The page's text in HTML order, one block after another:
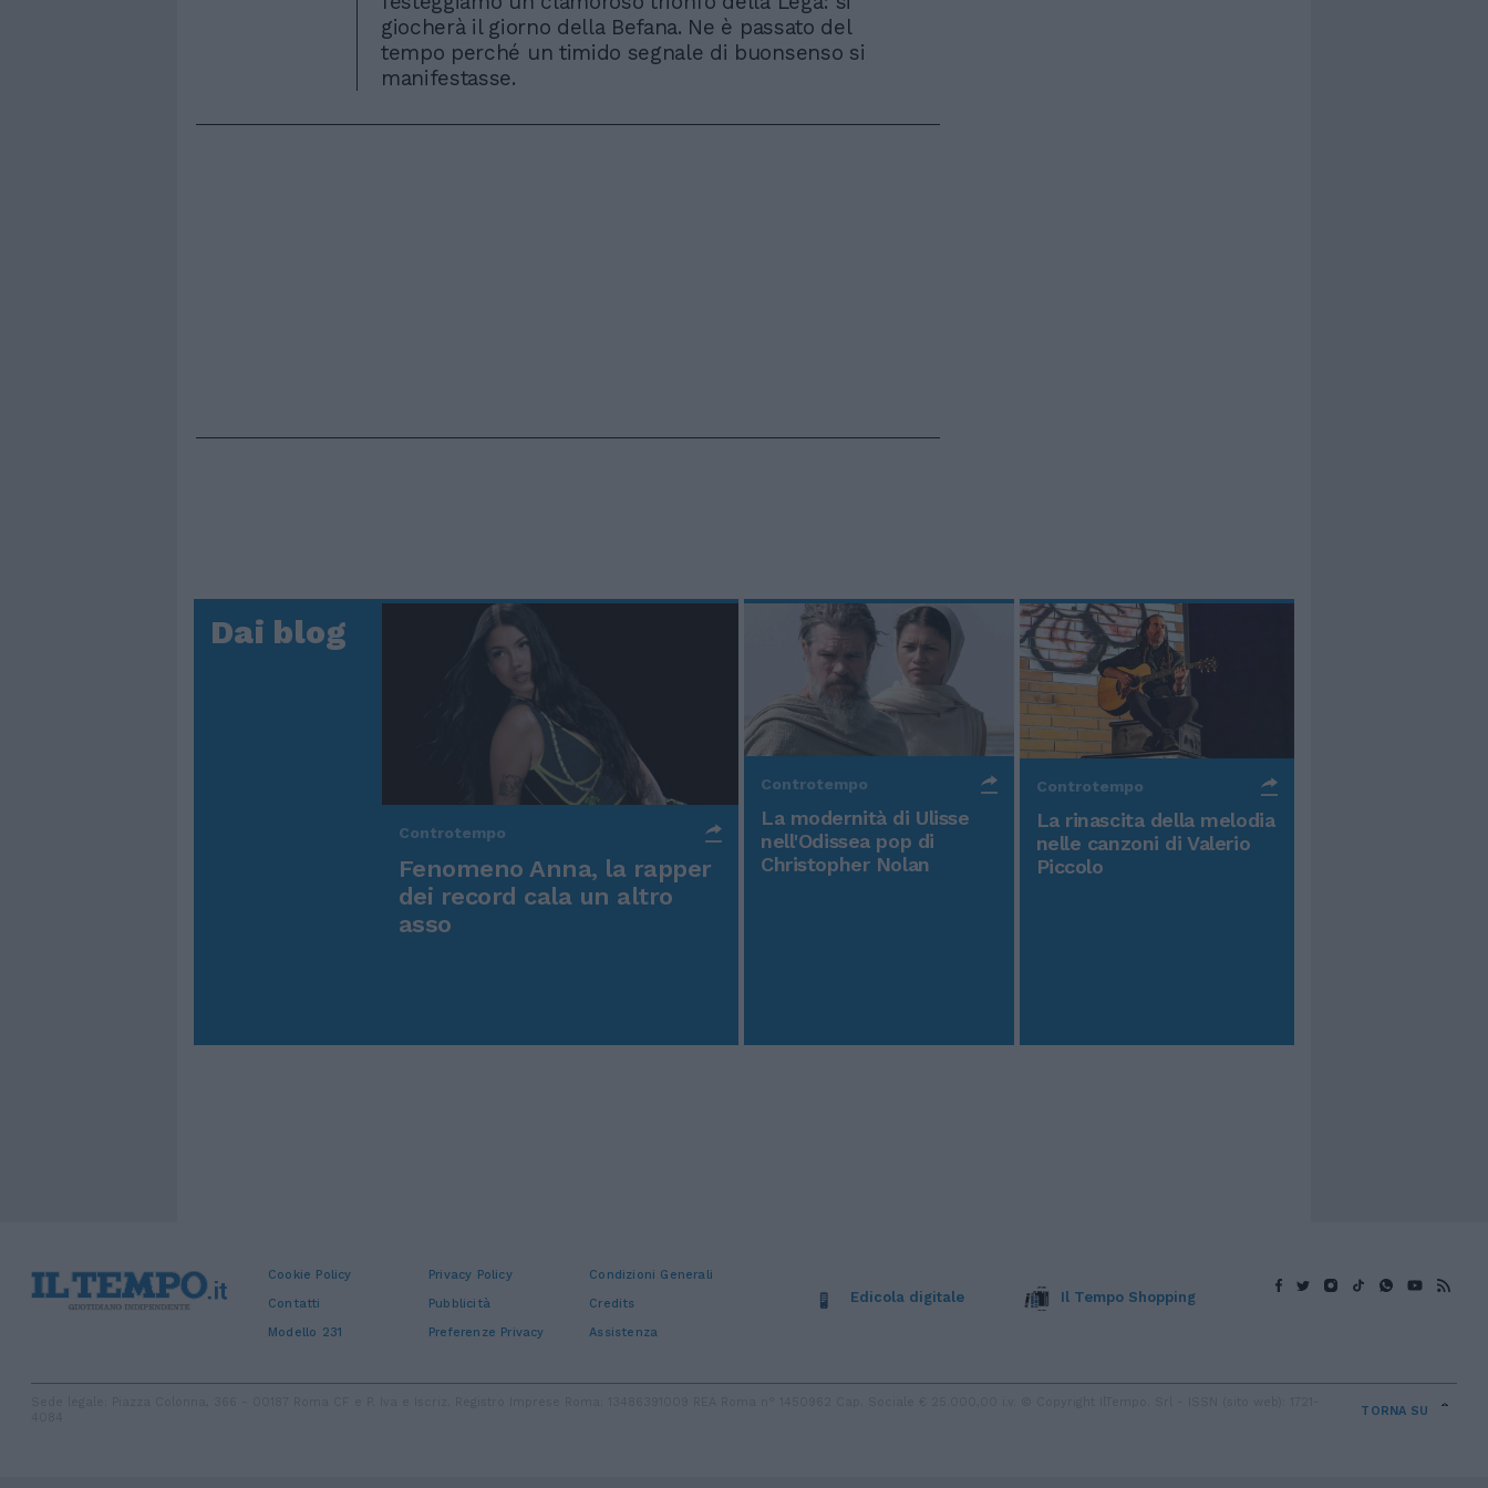
giocherà il giorno della Befana. Ne è passato del
tempo perché un timido segnale di buonsenso si
manifestasse.
Dai blog
Controtempo
Fenomeno Anna, la rapper
dei record cala un altro
asso
Controtempo
La modernità di Ulisse
nell'Odissea pop di
Christopher Nolan
Controtempo
La rinascita della melodia
nelle canzoni di Valerio
Piccolo
Cookie Policy Privacy Policy
Condizioni Generali
Contatti
Pubblicità
Credits
Modello 231
Preferenze Privacy Assistenza
Edicola digitale Il Tempo Shopping
TORNA SU